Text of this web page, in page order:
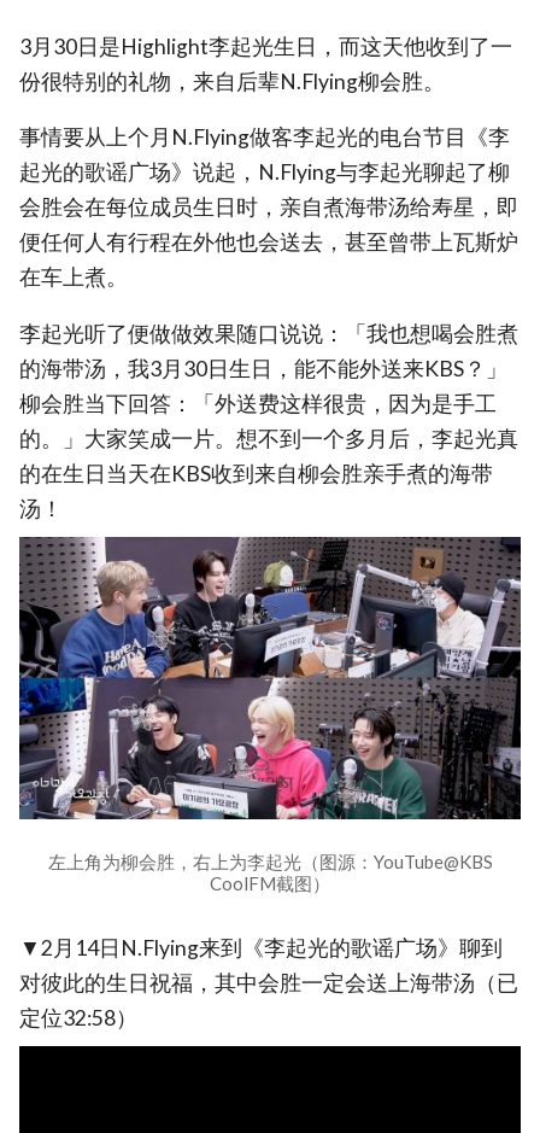
3月30日是Highlight李起光生日，而这天他收到了一
份很特别的礼物，来自后辈N.Flying柳会胜。
事情要从上个月N.Flying做客李起光的电台节目《李
起光的歌谣广场》说起，N.Flying与李起光聊起了柳
会胜会在每位成员生日时，亲自煮海带汤给寿星，即
便任何人有行程在外他也会送去，甚至曾带上瓦斯炉
在车上煮。
李起光听了便做做效果随口说说：「我也想喝会胜煮
的海带汤，我3月30日生日，能不能外送来KBS？」
柳会胜当下回答：「外送费这样很贵，因为是手工
的。」大家笑成一片。想不到一个多月后，李起光真
的在生日当天在KBS收到来自柳会胜亲手煮的海带
汤！
左上角为柳会胜，右上为李起光（图源：YouTube@KBS
CoolFM截图）
▼2月14日N.Flying来到《李起光的歌谣广场》聊到
对彼此的生日祝福，其中会胜一定会送上海带汤（已
定位32:58）